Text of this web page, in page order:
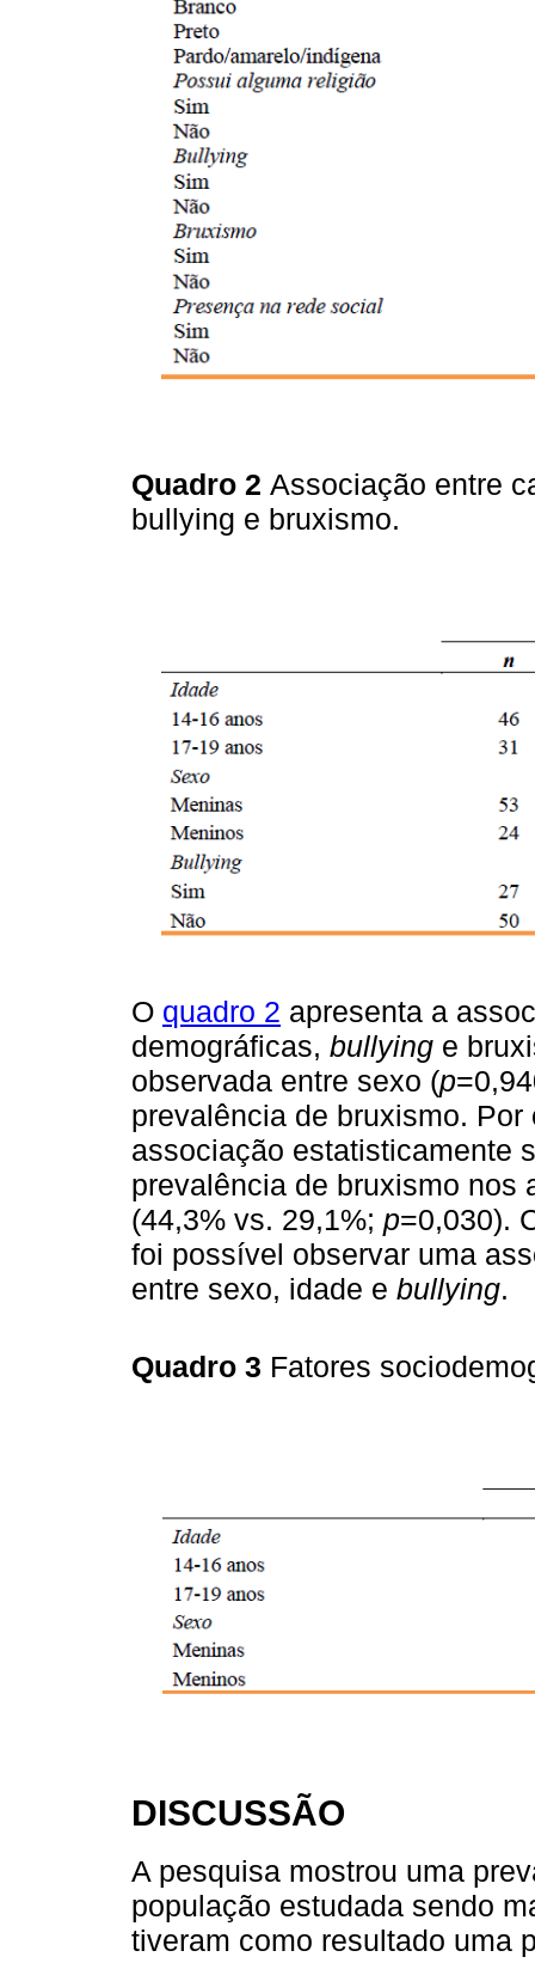
Quadro 2 Associação entre
bullying e bruxismo.
O quadro 2 apresenta a
demográficas, bullying e
observada entre sexo (p
prevalência de bruxismo.
associação estatisticamente
prevalência de bruxismo
(44,3% vs. 29,1%; p=0,030).
foi possível observar uma
entre sexo, idade e bullying.
Quadro 3 Fatores
DISCUSSÃO
A pesquisa mostrou uma
população estudada sendo
tiveram como resultado uma